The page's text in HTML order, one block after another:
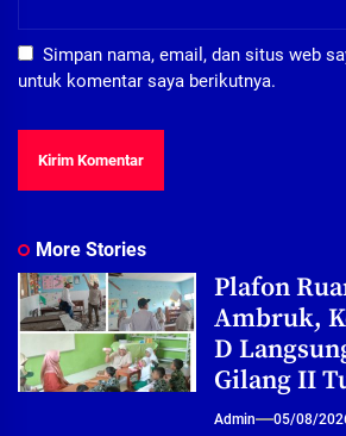
Simpan nama, email, dan situs web
untuk komentar saya berikutnya.
More Stories
Plafon
Ambruk,
D
Gilang II
Admin 05/08/